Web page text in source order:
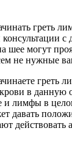
греть
с
шее могут
не нужные
греть
в данную
и лимфы в
давать
действовать